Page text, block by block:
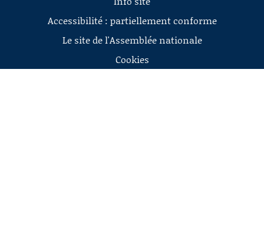
Accessibilité : partiellement conforme
Le site de l'Assemblée nationale
Cookies